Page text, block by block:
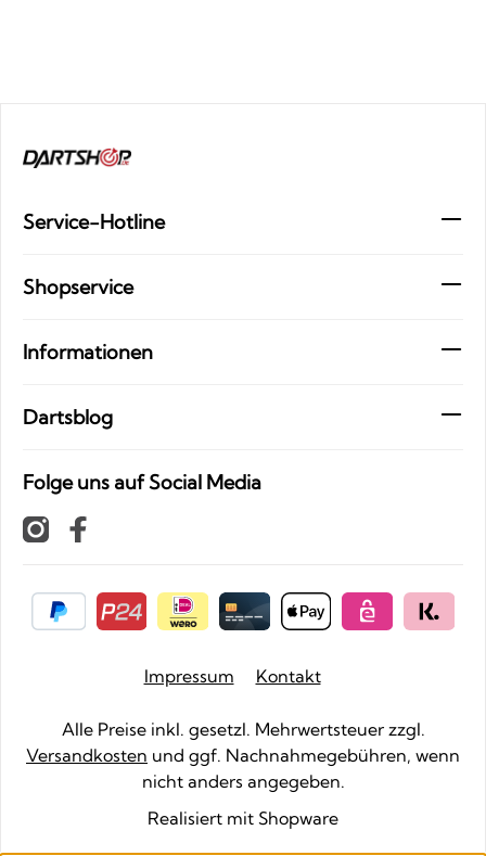
Service-Hotline
Shopservice
Informationen
Dartsblog
Folge uns auf Social Media
Impressum Kontakt
Alle Preise inkl. gesetzl. Mehrwertsteuer zzgl.
Versandkosten und ggf. Nachnahmegebühren, wenn
nicht anders angegeben.
Realisiert mit Shopware